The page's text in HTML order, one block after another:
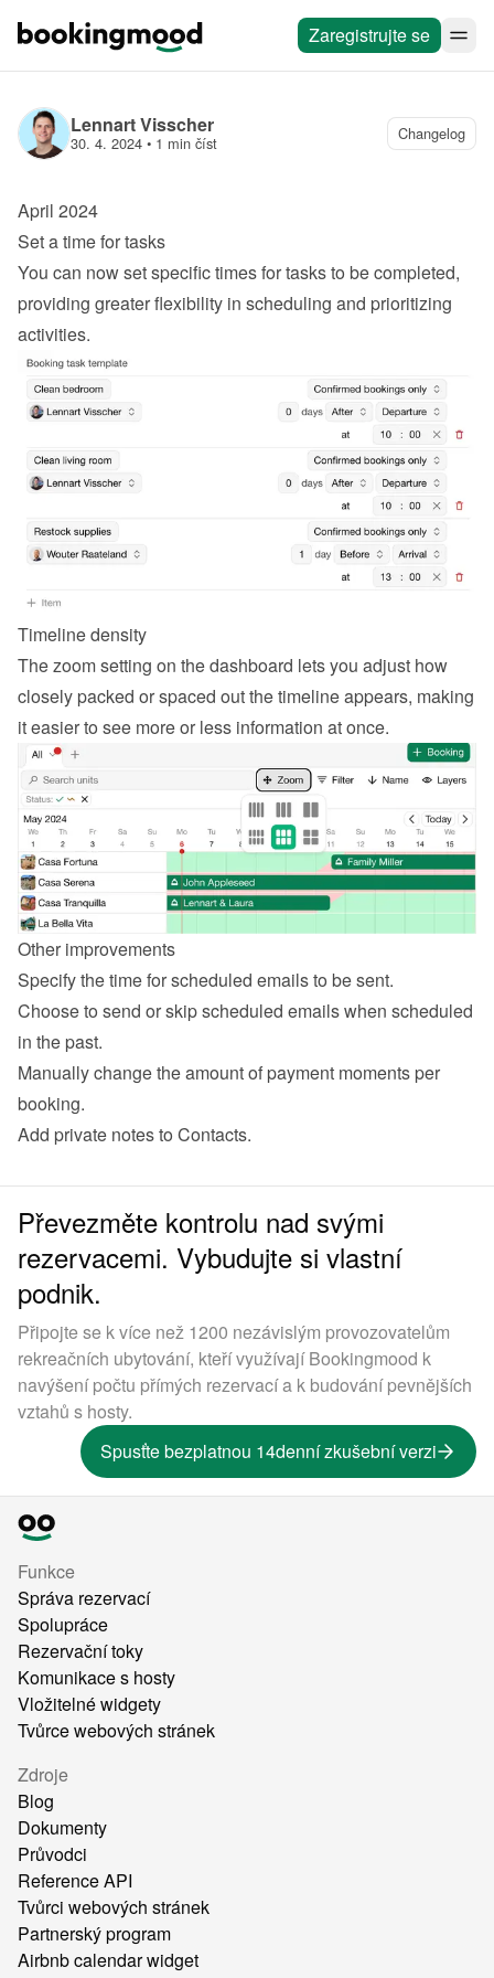
Zaregistrujte se
Lennart Visscher
30. 4. 2024 • 1 min číst Changelog
April 2024
Set a time for tasks
You can now set specific times for tasks to be completed,
providing greater flexibility in scheduling and prioritizing
activities.
Timeline density
The zoom setting on the dashboard lets you adjust how
closely packed or spaced out the timeline appears, making
it easier to see more or less information at once.
Other improvements
Specify the time for scheduled emails to be sent.
Choose to send or skip scheduled emails when scheduled
in the past.
Manually change the amount of payment moments per
booking.
Add private notes to Contacts.
Převezměte kontrolu nad svými
rezervacemi. Vybudujte si vlastní
podnik.
Připojte se k více než 1200 nezávislým provozovatelům
rekreačních ubytování, kteří využívají Bookingmood k
navýšení počtu přímých rezervací a k budování pevnějších
vztahů s hosty.
Spusťte bezplatnou 14denní zkušební verzi
Funkce
Správa rezervací
Spolupráce
Rezervační toky
Komunikace s hosty
Vložitelné widgety
Tvůrce webových stránek
Zdroje
Blog
Dokumenty
Průvodci
Reference API
Tvůrci webových stránek
Partnerský program
Airbnb calendar widget